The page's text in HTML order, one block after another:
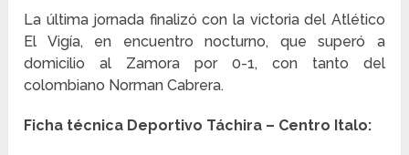
La última jornada finalizó con la victoria del Atlético
El Vigía, en encuentro nocturno, que superó a
domicilio al Zamora por 0-1, con tanto del
colombiano Norman Cabrera.
Ficha técnica Deportivo Táchira – Centro Italo: